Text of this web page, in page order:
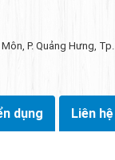
P. Quảng Hưng, Tp.
dụng Liên hệ